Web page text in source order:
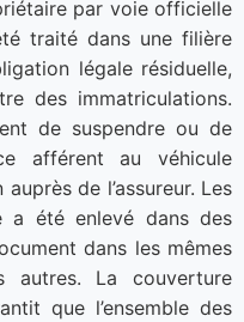
par voie officielle
traité dans une filière
légale résiduelle,
des immatriculations.
de suspendre ou de
afférent au véhicule
de l’assureur. Les
a été enlevé dans des
dans les mêmes
autres. La couverture
que l’ensemble des